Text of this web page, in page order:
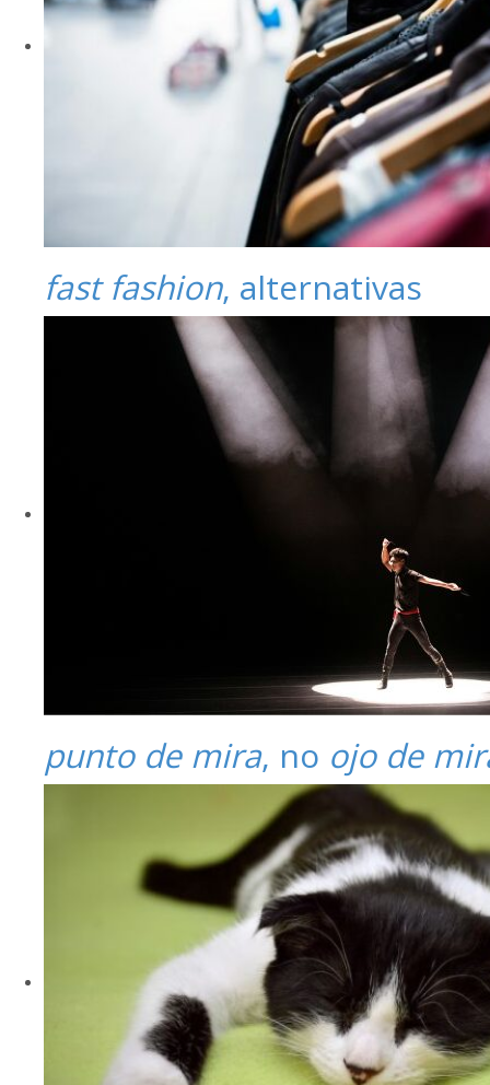
fast fashion, alternativas
punto de mira, no ojo de